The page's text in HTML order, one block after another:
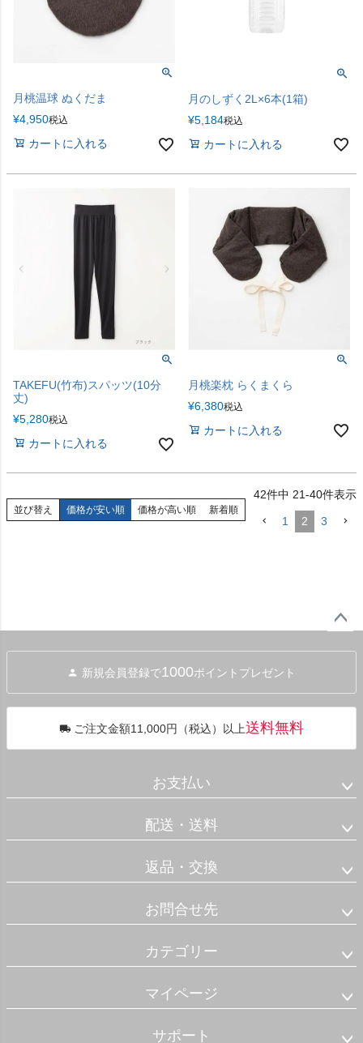
月桃温球 ぬくだま
¥4,950税込
カートに入れる
月のしずく2L×6本(1箱)
¥5,184税込
カートに入れる
TAKEFU(竹布)スパッツ(10分
丈)
¥5,280税込
カートに入れる
月桃楽枕 らくまくら
¥6,380税込
カートに入れる
並び替え 価格が安い順 価格が高い順 新着順
42件中 21-40件表示
1 2 3
へ
新規会員登録で1000ポイントプレゼント
ご注文金額11,000円（税込）以上送料無料
お支払い
配送・送料
返品・交換
お問合せ先
カテゴリー
マイページ
サポート